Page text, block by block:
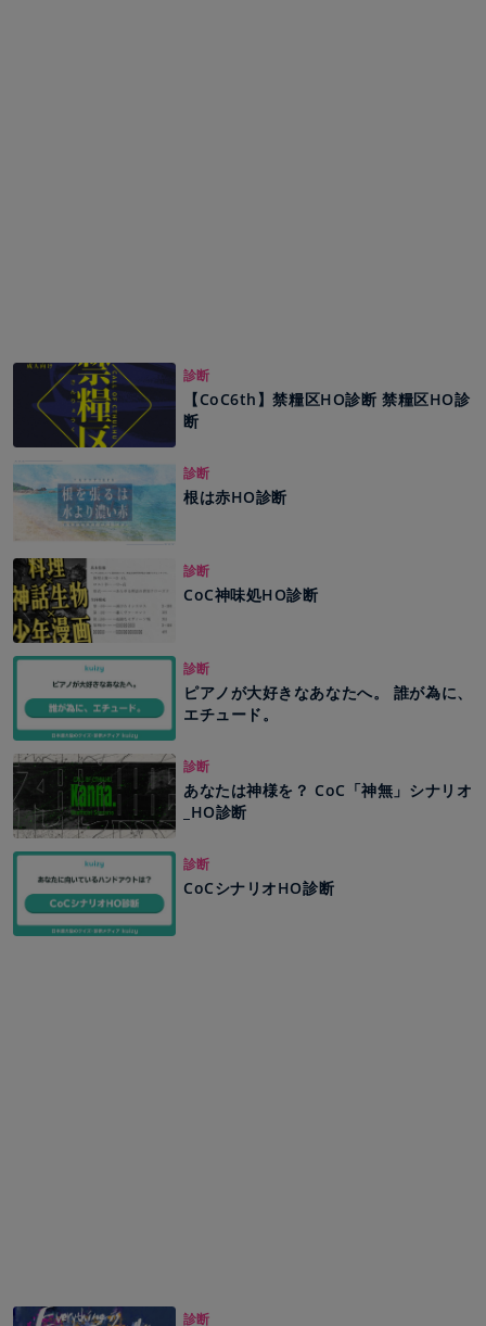
診断
【CoC6th】禁糧区HO診断 禁糧区HO診
断
診断
根は赤HO診断
診断
CoC神味処HO診断
診断
ピアノが大好きなあなたへ。 誰が為に、
エチュード。
診断
あなたは神様を？ CoC「神無」シナリオ
_HO診断
診断
CoCシナリオHO診断
診断